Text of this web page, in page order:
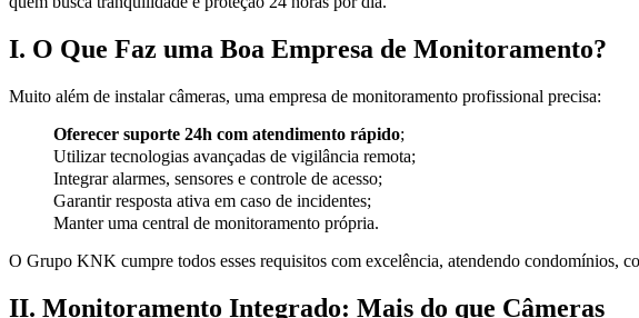
I. O Que Faz uma Boa Empresa de Monitoramento?
Muito além de instalar câmeras, uma empresa de monitoramento profissional precisa:
Oferecer suporte 24h com atendimento rápido;
Utilizar tecnologias avançadas de vigilância remota;
Integrar alarmes, sensores e controle de acesso;
Garantir resposta ativa em caso de incidentes;
Manter uma central de monitoramento própria.
O Grupo KNK cumpre todos esses requisitos com excelência, atendendo condomínios,
II. Monitoramento Integrado: Mais do que Câmeras